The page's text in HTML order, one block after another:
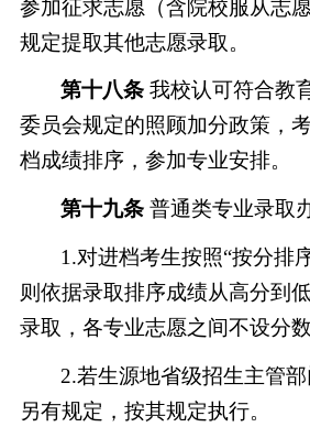
参加征求志愿（含院校服从志
规定提取其他志愿录取。
第十八条 我校认可符合教
委员会规定的照顾加分政策，
档成绩排序，参加专业安排。
第十九条 普通类专业录取
1.对进档考生按照“按分排
则依据录取排序成绩从高分到
录取，各专业志愿之间不设分数
2.若生源地省级招生主管
另有规定，按其规定执行。